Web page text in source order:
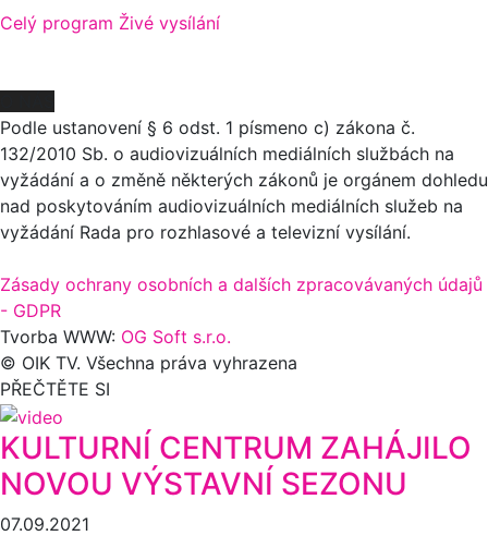
Celý program Živé vysílání
Podle ustanovení § 6 odst. 1 písmeno c) zákona č.
132/2010 Sb. o audiovizuálních mediálních službách na
vyžádání a o změně některých zákonů je orgánem dohledu
nad poskytováním audiovizuálních mediálních služeb na
vyžádání Rada pro rozhlasové a televizní vysílání.
Zásady ochrany osobních a dalších zpracovávaných údajů
- GDPR
Tvorba WWW: OG Soft s.r.o.
© OIK TV. Všechna práva vyhrazena
PŘEČTĚTE SI
KULTURNÍ CENTRUM ZAHÁJILO
NOVOU VÝSTAVNÍ SEZONU
07.09.2021